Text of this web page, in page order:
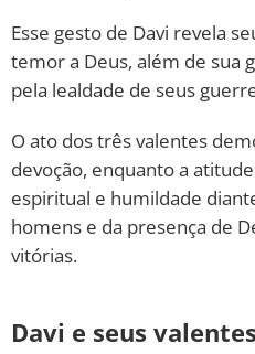
Esse gesto de Davi revela
temor a Deus, além de sua
pela lealdade de seus
O ato dos três valentes
devoção, enquanto a
espiritual e humildade
homens e da presença de
vitórias.
Davi e seus